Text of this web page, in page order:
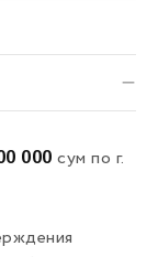
000 сум по г.